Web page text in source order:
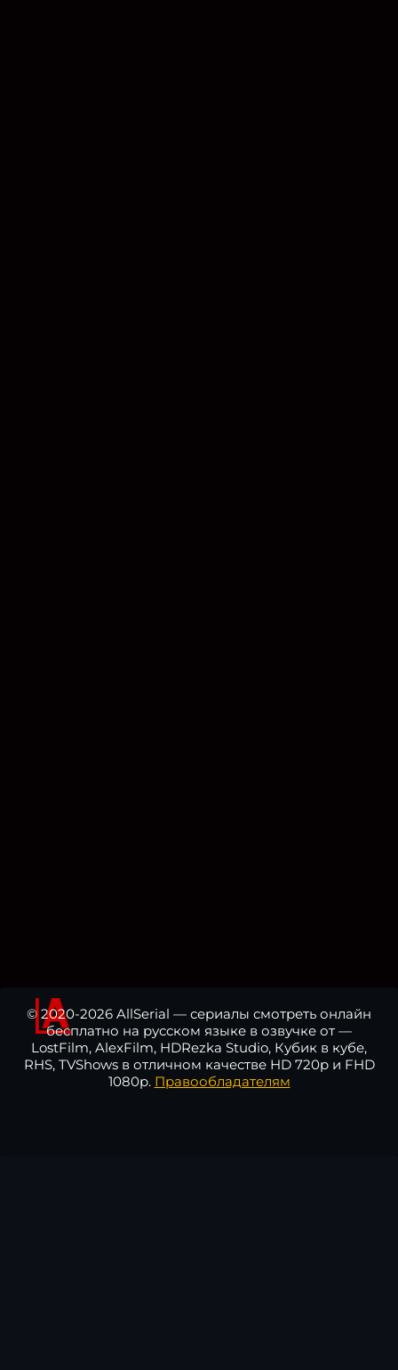
© 2020-2026 AllSerial — сериалы смотреть онлайн
бесплатно на русском языке в озвучке от —
LostFilm, AlexFilm, HDRezka Studio, Кубик в кубе,
RHS, TVShows в отличном качестве HD 720p и FHD
1080p. Правообладателям